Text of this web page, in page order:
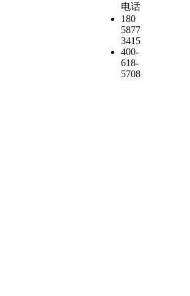
电话
180
5877
3415
400-
618-
5708